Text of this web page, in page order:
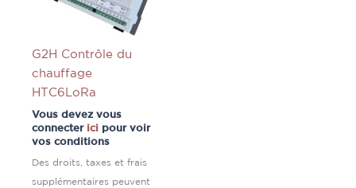
G2H Contrôle du
chauffage
HTC6LoRa
Vous devez vous
connecter ici pour voir
vos conditions
Des droits, taxes et frais
supplémentaires peuvent